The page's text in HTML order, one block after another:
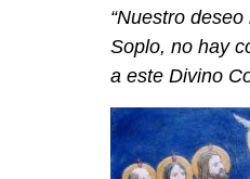
“Nuestro
Soplo, no hay
a este Divino